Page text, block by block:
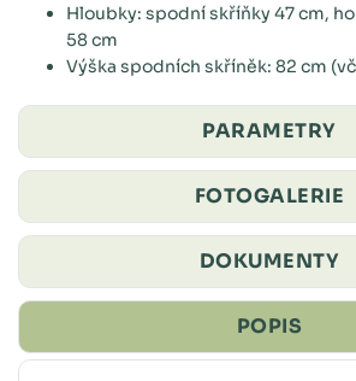
Hloubky: spodní skříňky 47 cm,
58 cm
Výška spodních skříněk: 82 cm
PARAMETRY
FOTOGALERIE
DOKUMENTY
POPIS